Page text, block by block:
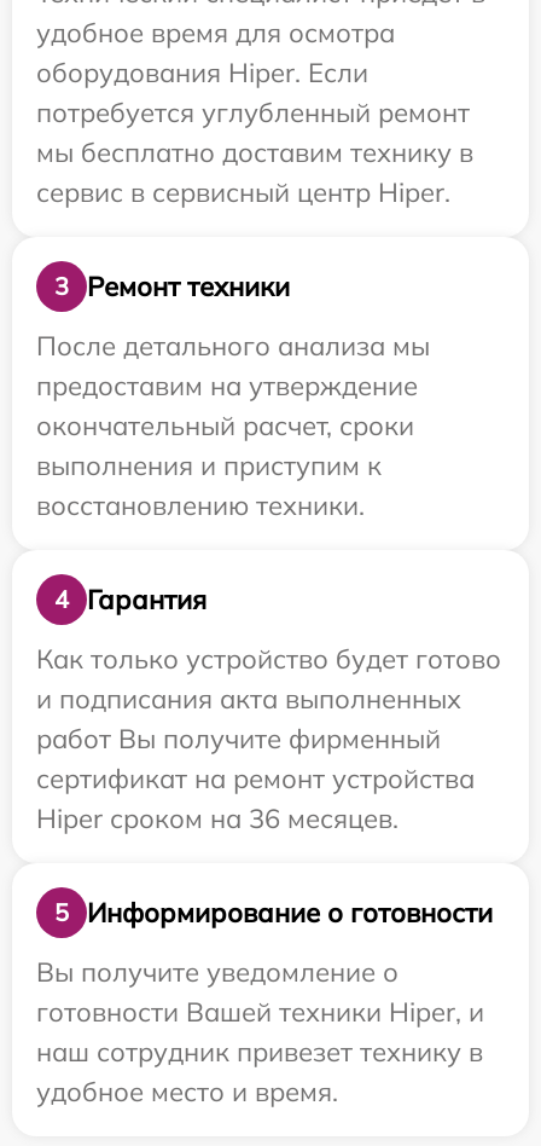
удобное время для осмотра
оборудования Hiper. Если
потребуется углубленный ремонт
мы бесплатно доставим технику в
сервис в сервисный центр Hiper.
3
Ремонт техники
После детального анализа мы
предоставим на утверждение
окончательный расчет, сроки
выполнения и приступим к
восстановлению техники.
4
Гарантия
Как только устройство будет готово
и подписания акта выполненных
работ Вы получите фирменный
сертификат на ремонт устройства
Hiper сроком на 36 месяцев.
5
Информирование о готовности
Вы получите уведомление о
готовности Вашей техники Hiper, и
наш сотрудник привезет технику в
удобное место и время.